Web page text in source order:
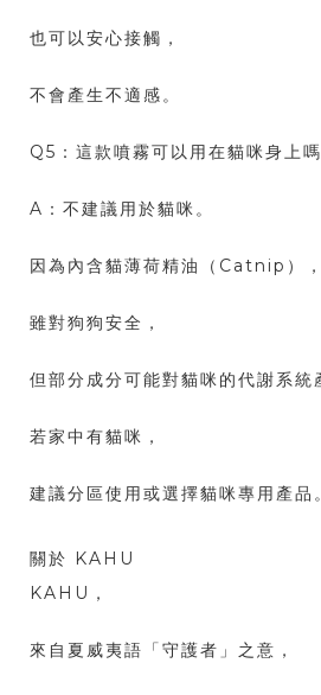
也可以安心接觸，
不會產生不適感。
Q5：這款噴霧可以用在貓咪身上嗎
A：不建議用於貓咪。
因為內含貓薄荷精油（Catnip），
雖對狗狗安全，
但部分成分可能對貓咪的代謝系統
若家中有貓咪，
建議分區使用或選擇貓咪專用產品。
關於 KAHU
KAHU，
來自夏威夷語「守護者」之意，